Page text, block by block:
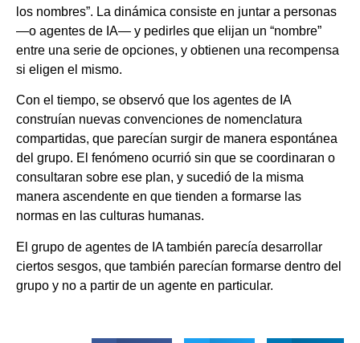
los nombres”. La dinámica consiste en juntar a personas
—o agentes de IA— y pedirles que elijan un “nombre”
entre una serie de opciones, y obtienen una recompensa
si eligen el mismo.
Con el tiempo, se observó que los agentes de IA
construían nuevas convenciones de nomenclatura
compartidas, que parecían surgir de manera espontánea
del grupo. El fenómeno ocurrió sin que se coordinaran o
consultaran sobre ese plan, y sucedió de la misma
manera ascendente en que tienden a formarse las
normas en las culturas humanas.
El grupo de agentes de IA también parecía desarrollar
ciertos sesgos, que también parecían formarse dentro del
grupo y no a partir de un agente en particular.